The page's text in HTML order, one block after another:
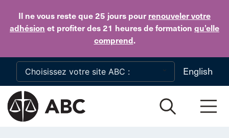
Il ne vous reste que 25 jours pour renouveler votre
adhésion et profiter des 21 heures de formation qu’elle
comprend.
Skip to main content
English